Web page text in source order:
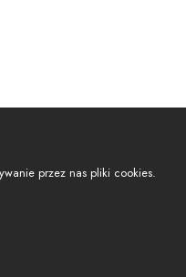
przez nas pliki cookies.